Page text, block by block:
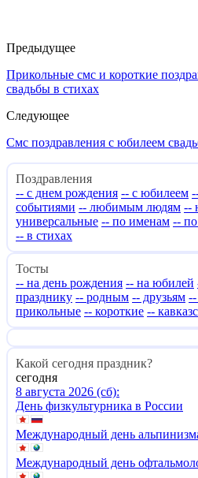
Предыдущее
Прикольные смс и короткие
свадьбы в стихах
Следующее
Смс поздравления с юбилеем
Поздравления
-- с днем рождения -- с юбилеем
событиями -- любимым людям --
универсальные -- по именам --
-- в стихах
Тосты
-- на день рождения -- на юбилей
празднику -- родным -- друзьям
прикольные -- короткие --
Какой сегодня праздник?
сегодня
8 августа 2026 (сб):
День физкультурника в России
Международный день
Международный день